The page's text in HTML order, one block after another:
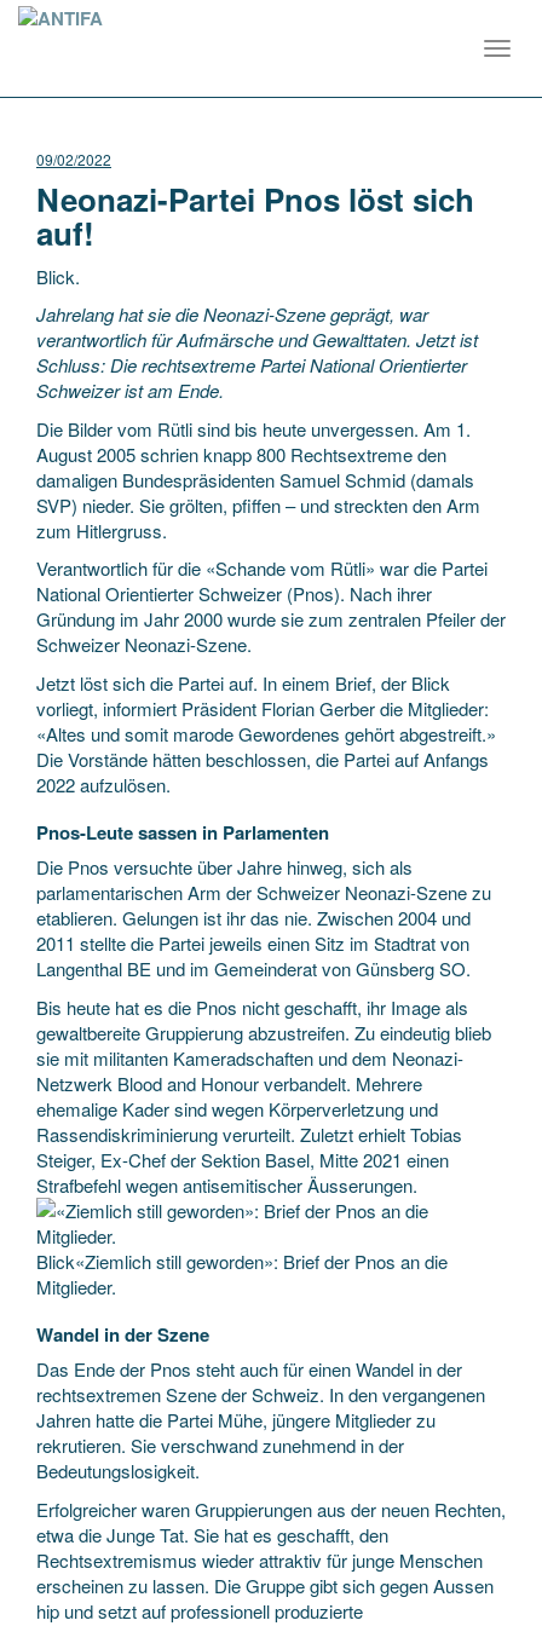
09/02/2022
Neonazi-Partei Pnos löst sich
auf!
Blick.
Jahrelang hat sie die Neonazi-Szene geprägt, war
verantwortlich für Aufmärsche und Gewalttaten. Jetzt ist
Schluss: Die rechtsextreme Partei National Orientierter
Schweizer ist am Ende.
Die Bilder vom Rütli sind bis heute unvergessen. Am 1.
August 2005 schrien knapp 800 Rechtsextreme den
damaligen Bundespräsidenten Samuel Schmid (damals
SVP) nieder. Sie grölten, pfiffen – und streckten den Arm
zum Hitlergruss.
Verantwortlich für die «Schande vom Rütli» war die Partei
National Orientierter Schweizer (Pnos). Nach ihrer
Gründung im Jahr 2000 wurde sie zum zentralen Pfeiler der
Schweizer Neonazi-Szene.
Jetzt löst sich die Partei auf. In einem Brief, der Blick
vorliegt, informiert Präsident Florian Gerber die Mitglieder:
«Altes und somit marode Gewordenes gehört abgestreift.»
Die Vorstände hätten beschlossen, die Partei auf Anfangs
2022 aufzulösen.
Pnos-Leute sassen in Parlamenten
Die Pnos versuchte über Jahre hinweg, sich als
parlamentarischen Arm der Schweizer Neonazi-Szene zu
etablieren. Gelungen ist ihr das nie. Zwischen 2004 und
2011 stellte die Partei jeweils einen Sitz im Stadtrat von
Langenthal BE und im Gemeinderat von Günsberg SO.
Bis heute hat es die Pnos nicht geschafft, ihr Image als
gewaltbereite Gruppierung abzustreifen. Zu eindeutig blieb
sie mit militanten Kameradschaften und dem Neonazi-
Netzwerk Blood and Honour verbandelt. Mehrere
ehemalige Kader sind wegen Körperverletzung und
Rassendiskriminierung verurteilt. Zuletzt erhielt Tobias
Steiger, Ex-Chef der Sektion Basel, Mitte 2021 einen
Strafbefehl wegen antisemitischer Äusserungen.
Blick«Ziemlich still geworden»: Brief der Pnos an die
Mitglieder.
Wandel in der Szene
Das Ende der Pnos steht auch für einen Wandel in der
rechtsextremen Szene der Schweiz. In den vergangenen
Jahren hatte die Partei Mühe, jüngere Mitglieder zu
rekrutieren. Sie verschwand zunehmend in der
Bedeutungslosigkeit.
Erfolgreicher waren Gruppierungen aus der neuen Rechten,
etwa die Junge Tat. Sie hat es geschafft, den
Rechtsextremismus wieder attraktiv für junge Menschen
erscheinen zu lassen. Die Gruppe gibt sich gegen Aussen
hip und setzt auf professionell produzierte